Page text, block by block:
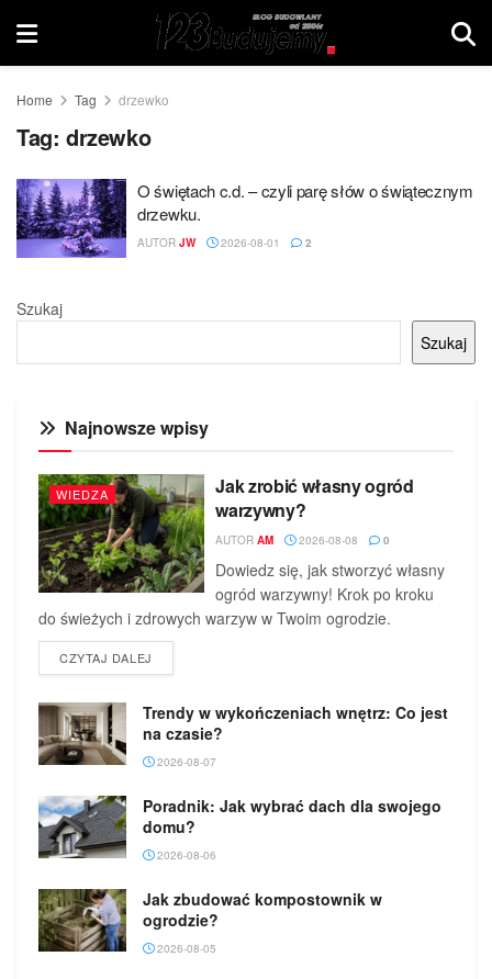
Home Tag drzewko
Tag: drzewko
O świętach c.d. – czyli parę słów o świątecznym
drzewku.
AUTOR JW 2026-08-01 2
Szukaj
Szukaj
Najnowsze wpisy
WIEDZA
Jak zrobić własny ogród
warzywny?
AUTOR AM 2026-08-08 0
Dowiedz się, jak stworzyć własny
ogród warzywny! Krok po kroku
do świeżych i zdrowych warzyw w Twoim ogrodzie.
CZYTAJ DALEJ
Trendy w wykończeniach wnętrz: Co jest
na czasie?
2026-08-07
Poradnik: Jak wybrać dach dla swojego
domu?
2026-08-06
Jak zbudować kompostownik w
ogrodzie?
2026-08-05